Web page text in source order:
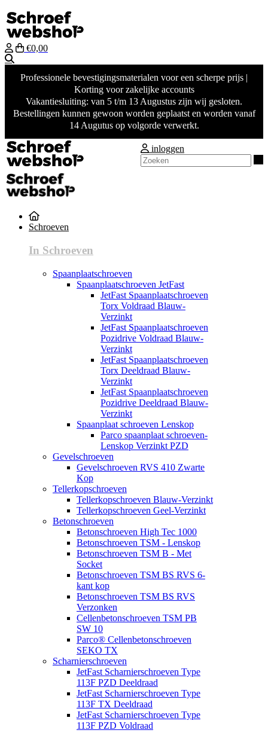
€0,00
Professionele bevestigingsmaterialen voor een scherpe prijs |
Korting voor zakelijke accounts
Vakantiesluiting: van 5 t/m 13 Augustus zijn wij gesloten.
Bestellingen kunnen gewoon worden geplaatst en worden vanaf
14 Augutus op volgorde verwerkt.
inloggen
Schroeven
In Schroeven
Spaanplaatschroeven
Spaanplaatschroeven JetFast
JetFast Spaanplaatschroeven
Torx Voldraad Blauw-
Verzinkt
JetFast Spaanplaatschroeven
Pozidrive Voldraad Blauw-
Verzinkt
JetFast Spaanplaatschroeven
Torx Deeldraad Blauw-
Verzinkt
JetFast Spaanplaatschroeven
Pozidrive Deeldraad Blauw-
Verzinkt
Spaanplaat schroeven Lenskop
Parco spaanplaat schroeven-
Lenskop Verzinkt PZD
Gevelschroeven
Gevelschroeven RVS 410 Zwarte
Kop
Tellerkopschroeven
Tellerkopschroeven Blauw-Verzinkt
Tellerkopschroeven Geel-Verzinkt
Betonschroeven
Betonschroeven High Tec 1000
Betonschroeven TSM - Lenskop
Betonschroeven TSM B - Met
Socket
Betonschroeven TSM BS RVS 6-
kant kop
Betonschroeven TSM BS RVS
Verzonken
Cellenbetonschroeven TSM PB
SW 10
Parco® Cellenbetonschroeven
SEKO TX
Scharnierschroeven
JetFast Scharnierschroeven Type
113F PZD Deeldraad
JetFast Scharnierschroeven Type
113F TX Deeldraad
JetFast Scharnierschroeven Type
113F PZD Voldraad